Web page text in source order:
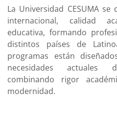
La Universidad CESUMA
internacional, calidad
educativa, formando
distintos países de
programas están
necesidades actuales
combinando rigor
modernidad.